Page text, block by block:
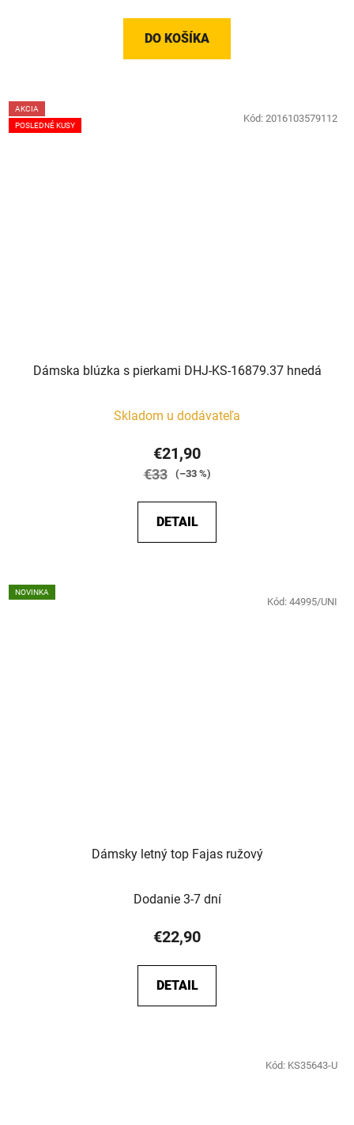
DO KOŠÍKA
AKCIA
POSLEDNÉ KUSY
Dámska blúzka s pierkami DHJ-KS-16879.37 hnedá
Skladom u dodávateľa
€21,90
€33 (–33 %)
DETAIL
Kód: 2016103579112
NOVINKA
Dámsky letný top Fajas ružový
Dodanie 3-7 dní
€22,90
DETAIL
Kód: 44995/UNI
Kód: KS35643-U